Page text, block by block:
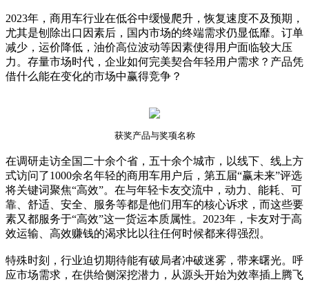
2023年，商用车行业在低谷中缓慢爬升，恢复速度不及预期，
尤其是刨除出口因素后，国内市场的终端需求仍显低靡。订单
减少，运价降低，油价高位波动等因素使得用户面临较大压
力。存量市场时代，企业如何完美契合年轻用户需求？产品凭
借什么能在变化的市场中赢得竞争？
获奖产品与奖项名称
在调研走访全国二十余个省，五十余个城市，以线下、线上方
式访问了1000余名年轻的商用车用户后，第五届“赢未来”评选
将关键词聚焦“高效”。在与年轻卡友交流中，动力、能耗、可
靠、舒适、安全、服务等都是他们用车的核心诉求，而这些要
素又都服务于“高效”这一货运本质属性。2023年，卡友对于高
效运输、高效赚钱的渴求比以往任何时候都来得强烈。
特殊时刻，行业迫切期待能有破局者冲破迷雾，带来曙光。呼
应市场需求，在供给侧深挖潜力，从源头开始为效率插上腾飞